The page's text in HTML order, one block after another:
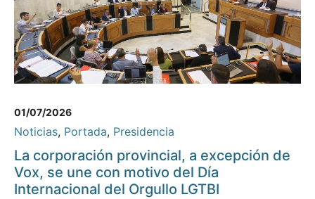
01/07/2026
Noticias, Portada, Presidencia
La corporación provincial, a excepción de
Vox, se une con motivo del Día
Internacional del Orgullo LGTBI